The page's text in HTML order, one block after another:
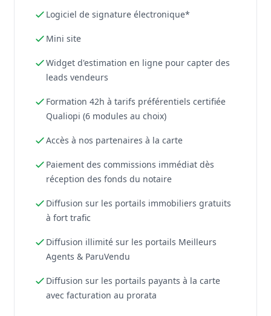
Logiciel de signature électronique*
Mini site
Widget d'estimation en ligne pour capter des
leads vendeurs
Formation 42h à tarifs préférentiels certifiée
Qualiopi (6 modules au choix)
Accès à nos partenaires à la carte
Paiement des commissions immédiat dès
réception des fonds du notaire
Diffusion sur les portails immobiliers gratuits
à fort trafic
Diffusion illimité sur les portails Meilleurs
Agents & ParuVendu
Diffusion sur les portails payants à la carte
avec facturation au prorata